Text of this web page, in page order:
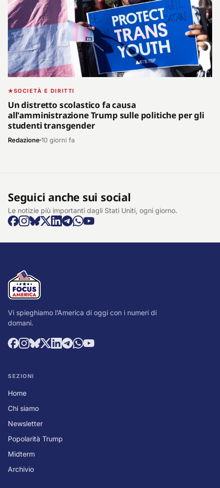
SOCIETÀ E DIRITTI
Un distretto scolastico fa causa
all'amministrazione Trump sulle politiche per gli
studenti transgender
Redazione10 giorni fa
Seguici anche sui social
Le notizie più importanti dagli Stati Uniti, ogni giorno.
Vi spieghiamo l’America di oggi con i numeri di
domani.
SEZIONI
Home
Chi siamo
Newsletter
Popolarità Trump
Midterm
Archivio